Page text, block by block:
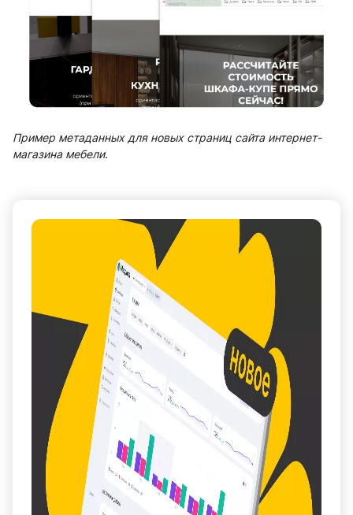
Пример метаданных для новых страниц сайта интернет-
магазина мебели.